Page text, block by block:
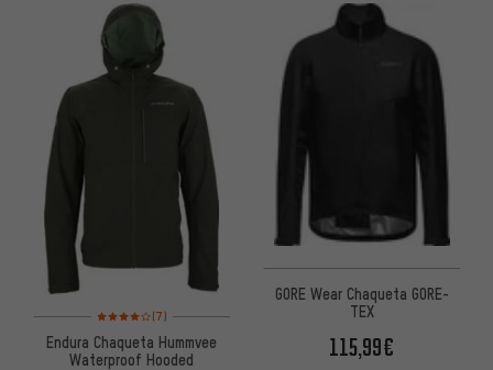
Valoración media: 4 de 5 basada en 7 reseñas
(7)
Endura Chaqueta Hummvee
Waterproof Hooded
GORE Wear Chaqueta GORE-
TEX
115,99€